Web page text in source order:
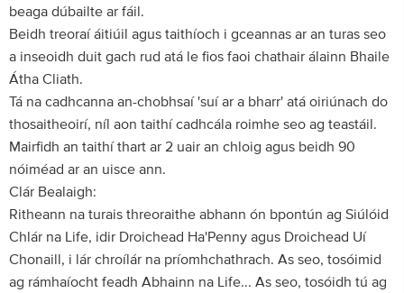
beaga dúbailte ar fáil.
Beidh treoraí áitiúil agus taithíoch i gceannas ar an turas seo
a inseoidh duit gach rud atá le fios faoi chathair álainn Bhaile
Átha Cliath.
Tá na cadhcanna an-chobhsaí 'suí ar a bharr' atá oiriúnach do
thosaitheoirí, níl aon taithí cadhcála roimhe seo ag teastáil.
Mairfidh an taithí thart ar 2 uair an chloig agus beidh 90
nóiméad ar an uisce ann.
Clár Bealaigh:
Ritheann na turais threoraithe abhann ón bpontún ag Siúlóid
Chlár na Life, idir Droichead Ha'Penny agus Droichead Uí
Chonaill, i lár chroílár na príomhchathrach. As seo, tosóimid
ag rámhaíocht feadh Abhainn na Life... As seo, tosóidh tú ag